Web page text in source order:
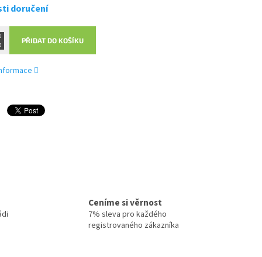
doručení
PŘIDAT DO KOŠÍKU
Ceníme si věrnost
7% sleva pro každého
registrovaného zákazníka